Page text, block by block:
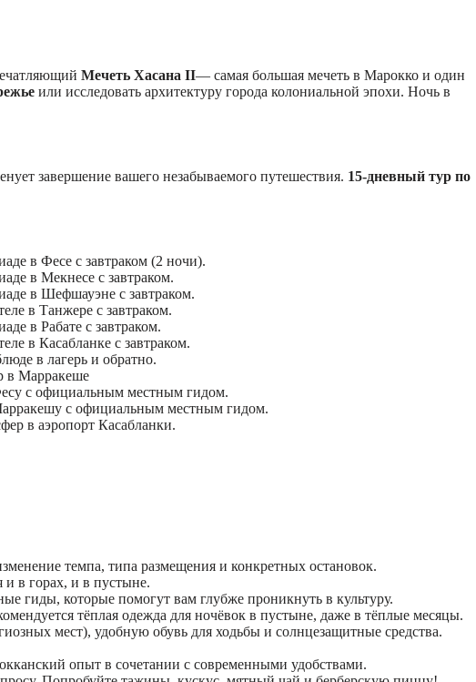
Мечеть Хасана II— самая большая мечеть в Марокко и один
или исследовать архитектуру города колониальной эпохи. Ночь в
завершение вашего незабываемого путешествия. 15-дневный тур по
в Фесе с завтраком (2 ночи).
в Мекнесе с завтраком.
в Шефшауэне с завтраком.
в Танжере с завтраком.
в Рабате с завтраком.
в Касабланке с завтраком.
в лагерь и обратно.
в Марракеше
с официальным местным гидом.
с официальным местным гидом.
в аэропорт Касабланки.
темпа, типа размещения и конкретных остановок.
и в горах, и в пустыне.
гиды, которые помогут вам глубже проникнуть в культуру.
тёплая одежда для ночёвок в пустыне, даже в тёплые месяцы.
мест), удобную обувь для ходьбы и солнцезащитные средства.
опыт в сочетании с современными удобствами.